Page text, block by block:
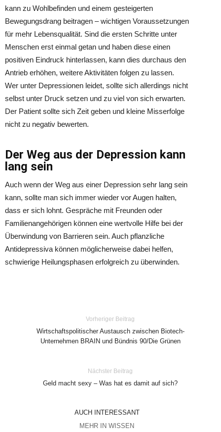
kann zu Wohlbefinden und einem gesteigerten
Bewegungsdrang beitragen – wichtigen Voraussetzungen
für mehr Lebensqualität. Sind die ersten Schritte unter
Menschen erst einmal getan und haben diese einen
positiven Eindruck hinterlassen, kann dies durchaus den
Antrieb erhöhen, weitere Aktivitäten folgen zu lassen.
Wer unter Depressionen leidet, sollte sich allerdings nicht
selbst unter Druck setzen und zu viel von sich erwarten.
Der Patient sollte sich Zeit geben und kleine Misserfolge
nicht zu negativ bewerten.
Der Weg aus der Depression kann
lang sein
Auch wenn der Weg aus einer Depression sehr lang sein
kann, sollte man sich immer wieder vor Augen halten,
dass er sich lohnt. Gespräche mit Freunden oder
Familienangehörigen können eine wertvolle Hilfe bei der
Überwindung von Barrieren sein. Auch pflanzliche
Antidepressiva können möglicherweise dabei helfen,
schwierige Heilungsphasen erfolgreich zu überwinden.
Vorheriger Beitrag
Wirtschaftspolitischer Austausch zwischen Biotech-
Unternehmen BRAIN und Bündnis 90/Die Grünen
Nächster Beitrag
Geld macht sexy – Was hat es damit auf sich?
AUCH INTERESSANT
MEHR IN WISSEN